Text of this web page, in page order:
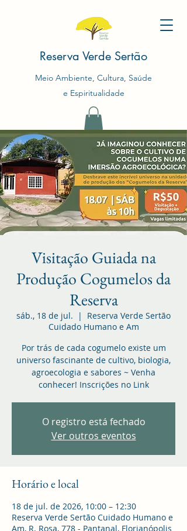
Reserva Verde Sertão
Meio Ambiente, Cultura, Saúde
e Espiritualidade
Visitação Guiada na
Produção Cogumelos da
Reserva
sáb., 18 de jul.
  |
Reserva Verde Sertão
Cuidado Humano e Am
Por trás de cada cogumelo existe um
universo fascinante de cultivo, biologia,
agroecologia e sabores ~ Venha
conhecer! Inscrições no Link
O registro está fechado
Ver outros eventos
Horário e local
18 de jul. de 2026, 10:00 – 12:30
Reserva Verde Sertão Cuidado Humano e
Am, R. Rosa, 778 - Pantanal, Florianópolis